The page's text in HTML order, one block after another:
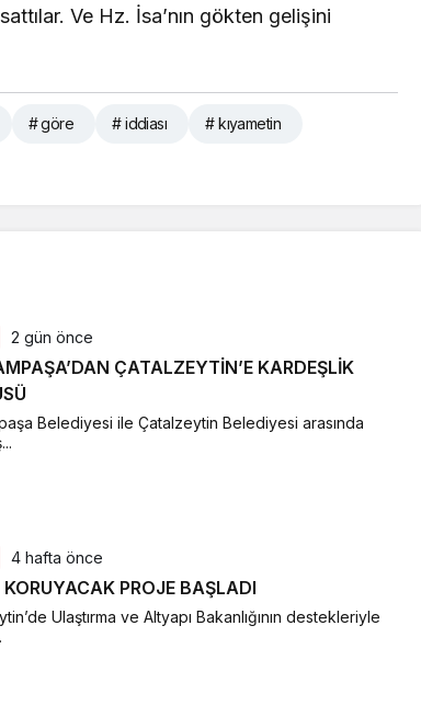
Ve Hz. İsa’nın gökten gelişini
# göre # iddiası # kıyametin
2 gün önce
ÇATALZEYTİN’E KARDEŞLİK
Belediyesi ile Çatalzeytin Belediyesi arasında
4 hafta önce
PROJE BAŞLADI
Ulaştırma ve Altyapı Bakanlığının destekleriyle